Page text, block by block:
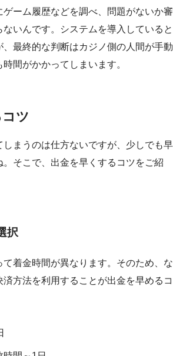
ゲーム履歴などを調べ、問題がないか審
いんです。システムを導入していると
、最終的な判断はカジノ側の人間が手動
間がかかってしまいます。
ツ
しまうのは仕方ないですが、少しでも早
。そこで、出金を早くするコツをご紹
択
着金時間が異なります。そのため、な
方法を利用することが出金を早めるコ